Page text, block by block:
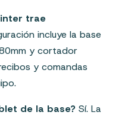
trae
incluye la base
y cortador
y comandas
de la base? Sí. La